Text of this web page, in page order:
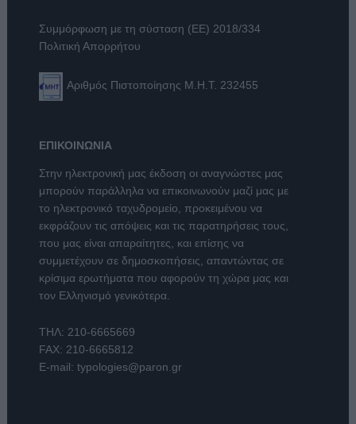
Συμμόρφωση με τη σύσταση (ΕΕ) 2018/334
Πολιτική Απορρήτου
Αριθμός Πιστοποίησης Μ.Η.Τ. 232455
ΕΠΙΚΟΙΝΩΝΙΑ
Στην ηλεκτρονική μας έκδοση οι αναγνώστες μας
μπορούν παράλληλα να επικοινωνούν μαζί μας με
το ηλεκτρονικό ταχυδρομείο, προκειμένου να
εκφράζουν τις απόψεις και τις παρατηρήσεις τους,
που μας είναι απαραίτητες, και επίσης να
συμμετέχουν σε δημοσκοπήσεις, απαντώντας σε
κρίσιμα ερωτήματα που αφορούν τη χώρα μας και
τον Ελληνισμό γενικότερα.
ΤΗΛ: 210-6665669
FAX: 210-6665812
E-mail: typologies@paron.gr